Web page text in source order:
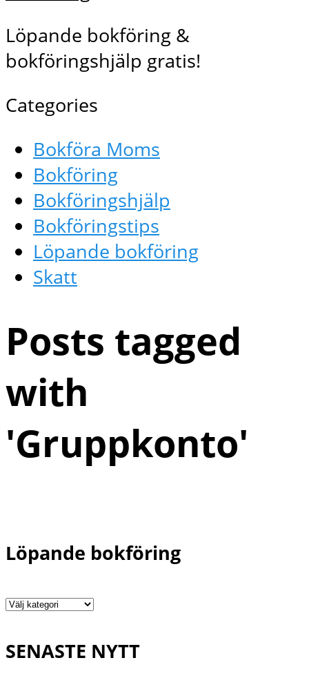
Löpande bokföring &
bokföringshjälp gratis!
Categories
Bokföra Moms
Bokföring
Bokföringshjälp
Bokföringstips
Löpande bokföring
Skatt
Posts tagged
with
'Gruppkonto'
Löpande bokföring
Löpande
SENASTE NYTT